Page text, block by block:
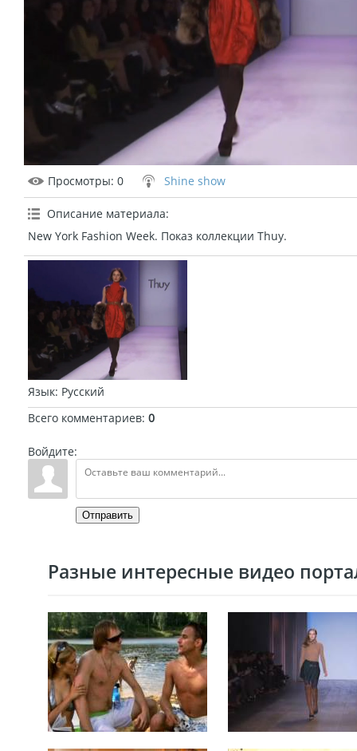
Просмотры: 0 Shine show
Описание материала:
New York Fashion Week. Показ коллекции Thuy.
Язык: Русский
Всего комментариев: 0
Войдите:
Отправить
Разные интересные видео